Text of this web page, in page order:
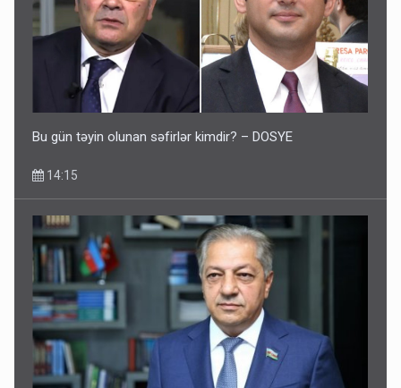
Bu şəxslərin müavinəti LƏĞV EDİLƏCƏK
11:46
Corab satdığı deyilən qazi ilə bağlı - Daha bir açıqlama
11:40
Bu gün təyin olunan səfirlər kimdir? – DOSYE
14:15